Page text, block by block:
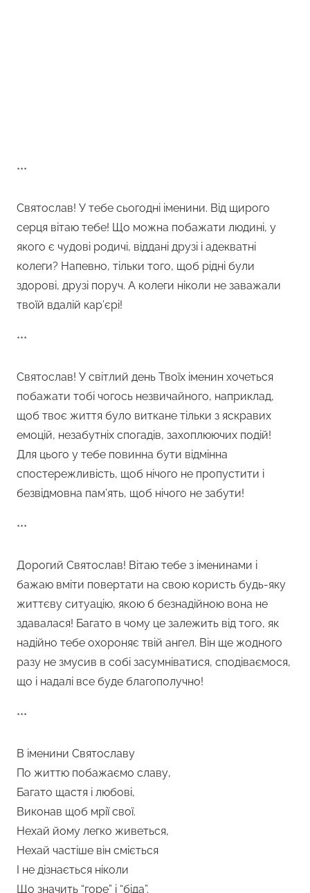
***
Святослав! У тебе сьогодні іменини. Від щирого
серця вітаю тебе! Що можна побажати людині, у
якого є чудові родичі, віддані друзі і адекватні
колеги? Напевно, тільки того, щоб рідні були
здорові, друзі поруч. А колеги ніколи не заважали
твоїй вдалій кар’єрі!
***
Святослав! У світлий день Твоїх іменин хочеться
побажати тобі чогось незвичайного, наприклад,
щоб твоє життя було виткане тільки з яскравих
емоцій, незабутніх спогадів, захоплюючих подій!
Для цього у тебе повинна бути відмінна
спостережливість, щоб нічого не пропустити і
безвідмовна пам’ять, щоб нічого не забути!
***
Дорогий Святослав! Вітаю тебе з іменинами і
бажаю вміти повертати на свою користь будь-яку
життєву ситуацію, якою б безнадійною вона не
здавалася! Багато в чому це залежить від того, як
надійно тебе охороняє твій ангел. Він ще жодного
разу не змусив в собі засумніватися, сподіваємося,
що і надалі все буде благополучно!
***
В іменини Святославу
По життю побажаємо славу,
Багато щастя і любові,
Виконав щоб мрії свої.
Нехай йому легко живеться,
Нехай частіше він сміється
І не дізнається ніколи
Що значить “горе” і “біда”.